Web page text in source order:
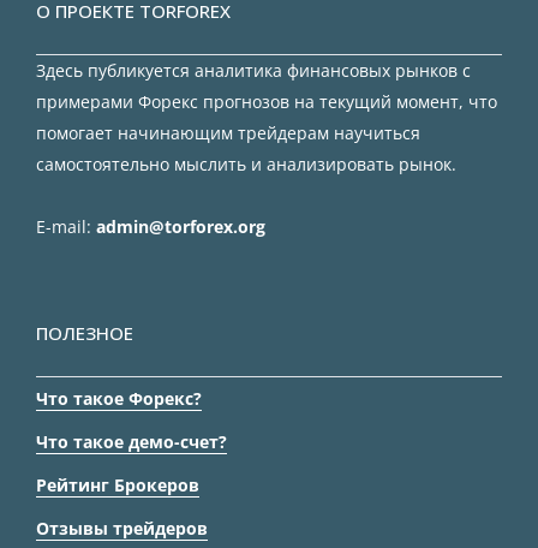
О ПРОЕКТЕ TORFOREX
Здесь публикуется аналитика финансовых рынков с
примерами Форекс прогнозов на текущий момент, что
помогает начинающим трейдерам научиться
самостоятельно мыслить и анализировать рынок.
E-mail: admin@torforex.org
ПОЛЕЗНОЕ
Что такое Форекс?
Что такое демо-счет?
Рейтинг Брокеров
Отзывы трейдеров